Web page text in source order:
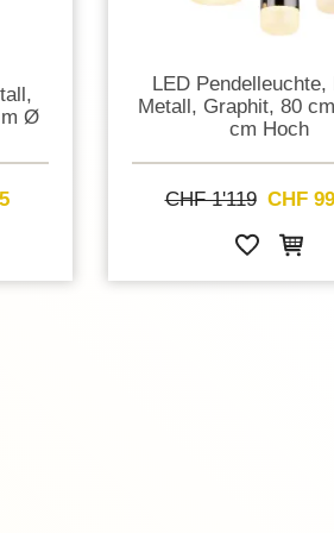
Ø
LED Pendelleuchte,
Metall, Graphit, 80
cm Hoch
CHF 1'119 CHF